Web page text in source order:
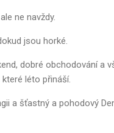
ne navždy.
jsou horké.
dobré obchodování a
léto přináší.
a šťastný a pohodový